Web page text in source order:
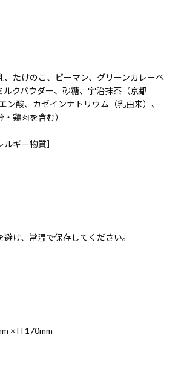
、たけのこ、ピーマン、グリーンカレーペ
ルクパウダー、砂糖、宇治抹茶（京都
ン酸、カゼインナトリウム（乳由来）、
・鶏肉を含む）
ルギー物質］
け、常温で保存してください。
× H 170mm